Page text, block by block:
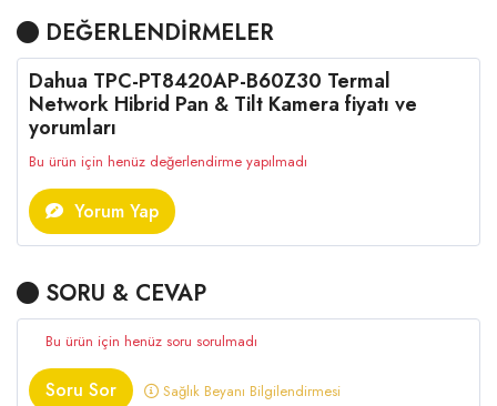
DEĞERLENDİRMELER
Dahua TPC-PT8420AP-B60Z30 Termal
Network Hibrid Pan & Tilt Kamera fiyatı ve
yorumları
Bu ürün için henüz değerlendirme yapılmadı
Yorum Yap
SORU & CEVAP
Bu ürün için henüz soru sorulmadı
Soru Sor Sağlık Beyanı Bilgilendirmesi